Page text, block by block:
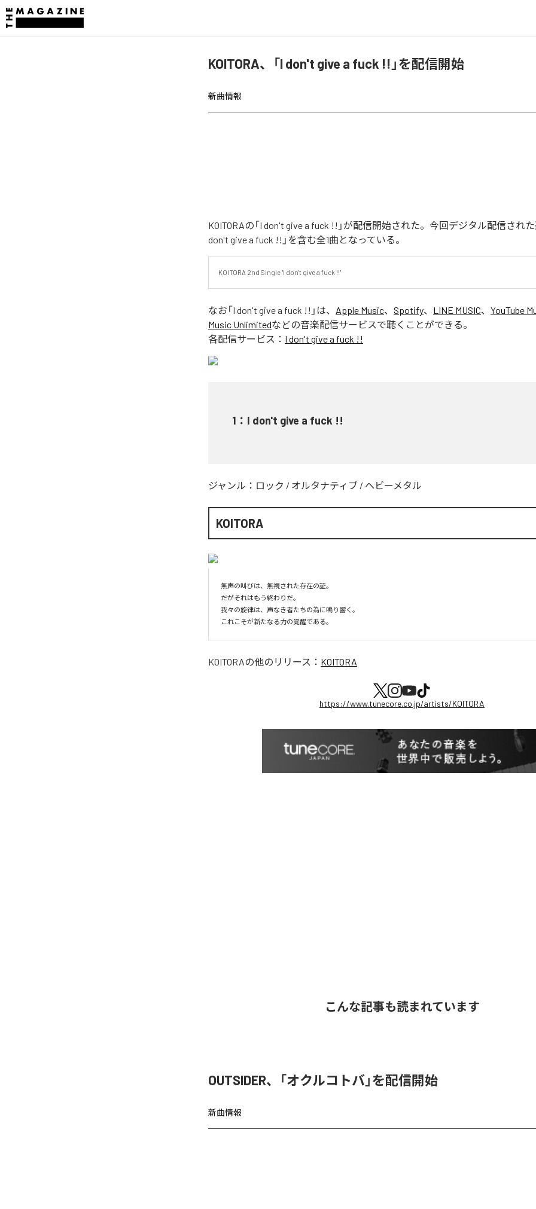
KOITORA、「I don't give a fuck !!」を配信開始
新曲情報
KOITORAの「I don't give a fuck !!」が配信開始された。今回デジタル配信された
don't give a fuck !!」を含む全1曲となっている。
KOITORA 2nd Single "I don't give a fuck !!"
なお「I don't give a fuck !! 」は、 Apple Music、 Spotify、 LINE MUSIC、 YouTube
Music Unlimitedなどの音楽配信サービスで聴くことができる。
各配信サービス： I don't give a fuck !!
1 ： I don't give a fuck !!
ジャンル： ロック / オルタナティブ / ヘビーメタル
KOITORA
無声の叫びは、無視された存在の証。
だがそれはもう終わりだ。
我々の旋律は、声なき者たちの為に鳴り響く。
これこそが新たなる力の覚醒である。
KOITORAの他のリリース： KOITORA
https://www.tunecore.co.jp/artists/KOITORA
こんな記事も読まれています
OUTSIDER、「オクルコトバ」を配信開始
新曲情報